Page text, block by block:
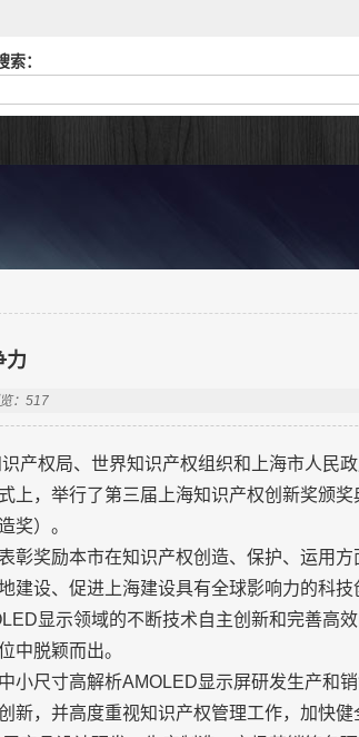
索：
力
：517
产权局、世界知识产权组织和上海市人民
上，举行了第三届上海知识产权创新奖颁
奖）。
彰奖励本市在知识产权创造、保护、运用
建设、促进上海建设具有全球影响力的科
显示领域的不断技术自主创新和完善高
中脱颖而出。
小尺寸高解析AMOLED显示屏研发生产和
新，并高度重视知识产权管理工作，加快